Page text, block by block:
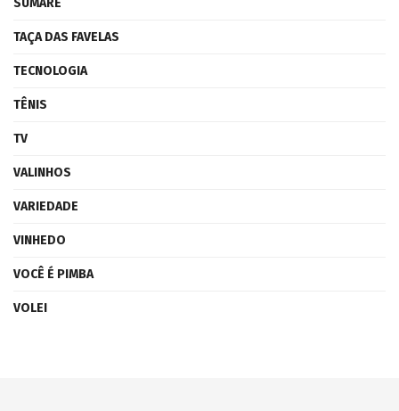
SUMARÉ
TAÇA DAS FAVELAS
TECNOLOGIA
TÊNIS
TV
VALINHOS
VARIEDADE
VINHEDO
VOCÊ É PIMBA
VOLEI